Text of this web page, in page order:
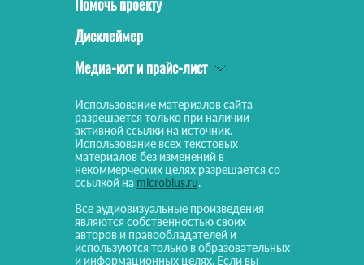
Дисклеймер
Медиа-кит и прайс-лист
Использование материалов сайта
разрешается только при наличии
активной ссылки на источник.
Использование всех текстовых
материалов без изменений в
некоммерческих целях разрешается со
ссылкой на microbius.ru.
Все аудиовизуальные произведения
являются собственностью своих
авторов и правообладателей и
используются только в образовательных
и информационных целях. Если вы